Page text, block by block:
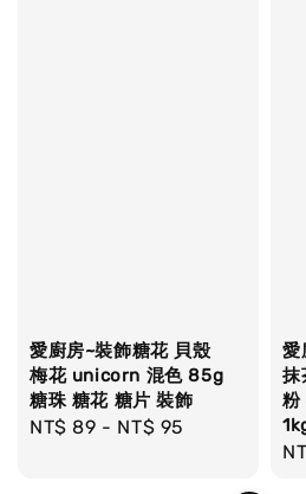
愛廚房~裝飾糖花 貝殼
梅花 unicorn 混色 85g
糖珠 糖花 糖片 裝飾
Regular
NT$ 89 - NT$ 95
愛
抹
粉